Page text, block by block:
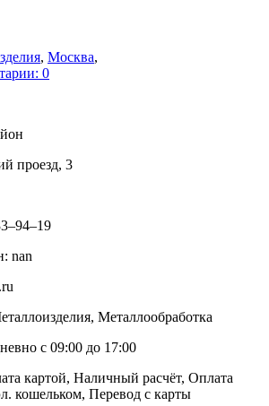
, Москва,
0
проезд, 3
nan
Металлообработка
с 09:00 до 17:00
картой, Наличный расчёт, Оплата
кошельком, Перевод с карты